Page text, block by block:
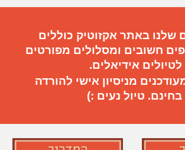
שלנו באתר אקזוטיק כוללים
חשובים ומסלולים מפורטים
לטיולים אידיאלים.
מניסיון אישי להורדה
בחינם. טיול נעים :)